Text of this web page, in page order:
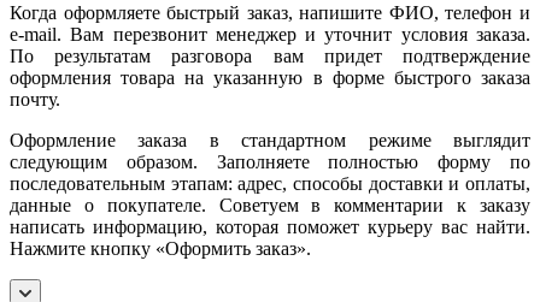
Когда оформляете быстрый заказ, напишите ФИО, телефон и
e-mail. Вам перезвонит менеджер и уточнит условия заказа.
По результатам разговора вам придет подтверждение
оформления товара на указанную в форме быстрого заказа
почту.
Оформление заказа в стандартном режиме выглядит
следующим образом. Заполняете полностью форму по
последовательным этапам: адрес, способы доставки и оплаты,
данные о покупателе. Советуем в комментарии к заказу
написать информацию, которая поможет курьеру вас найти.
Нажмите кнопку «Оформить заказ».